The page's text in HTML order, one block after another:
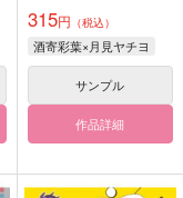
315円 （税込）
酒寄彩葉×月見ヤチヨ
サンプル
作品詳細